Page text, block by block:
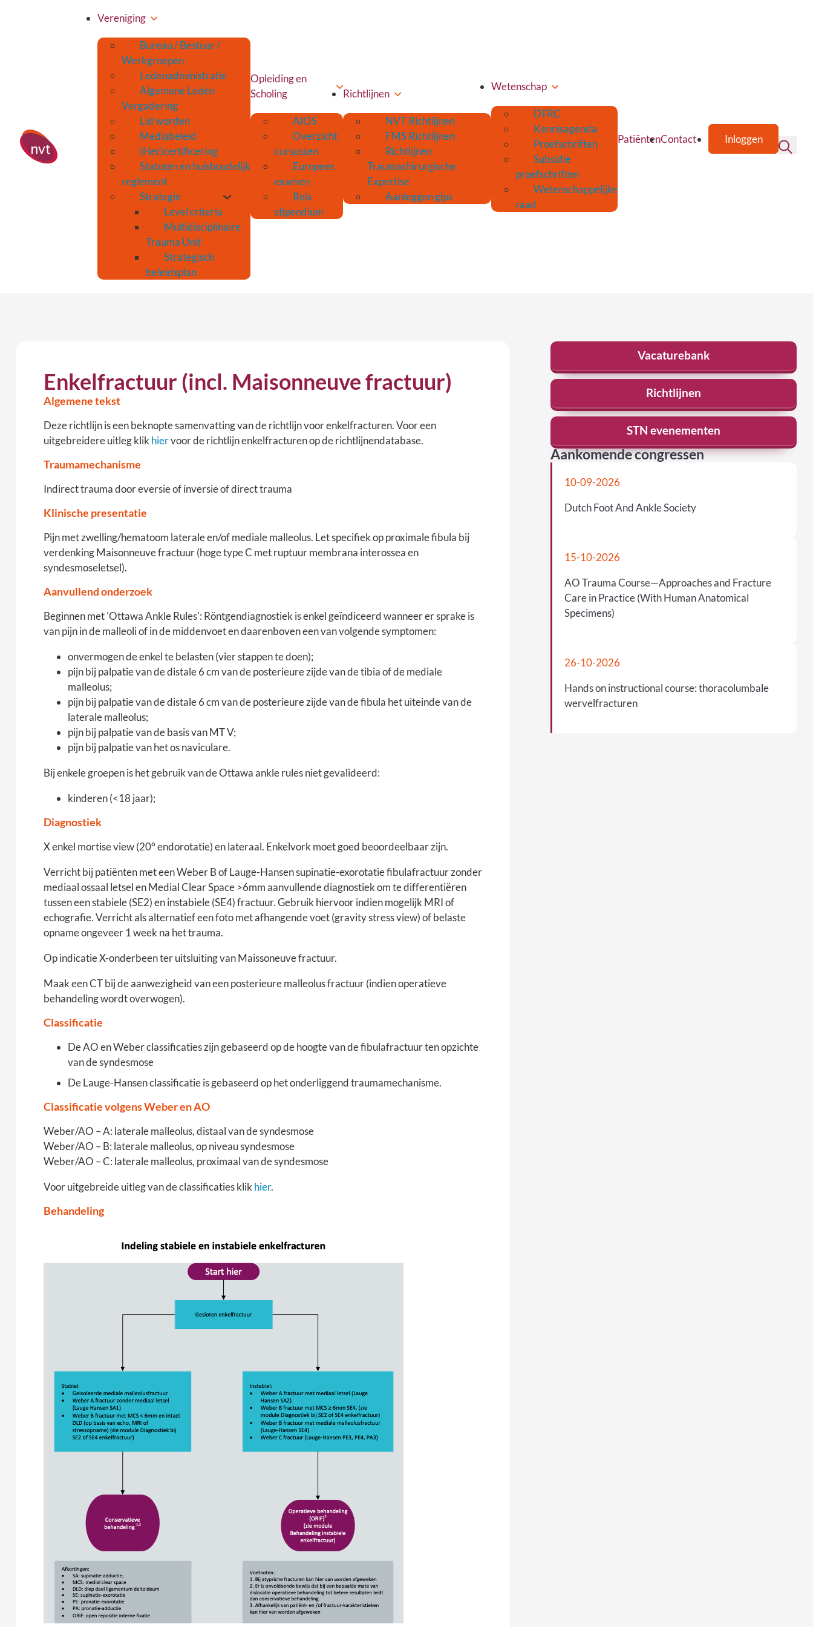
Vereniging
Bureau / Bestuur /
Werkgroepen
Ledenadministratie
Algemene Leden
Vergadering
Lid worden
Mediabeleid
(Her)certificering
Statuten en huishoudelijk
reglement
Strategie
Level criteria
Multidisciplinaire
Trauma Unit
Strategisch
beleidsplan
Opleiding en
Scholing
AIOS
Overzicht
cursussen
Europees
examen
Reis
stipendium
Richtlijnen
NVT Richtlijnen
FMS Richtlijnen
Richtlijnen
Traumachirurgische
Expertise
Aanleggen gips
Wetenschap
DTRC
Kennisagenda
Proefschriften
Subsidie
proefschriften
Wetenschappelijke
raad
PatiëntenContact Inloggen
Enkelfractuur (incl. Maisonneuve fractuur)
Algemene tekst
Deze richtlijn is een beknopte samenvatting van de richtlijn voor enkelfracturen. Voor een
uitgebreidere uitleg klik hiervoor de richtlijn enkelfracturen op de richtlijnendatabase.
Traumamechanisme
Indirect trauma door eversie of inversie of direct trauma
Klinische presentatie
Pijn met zwelling/hematoom laterale en/of mediale malleolus. Let specifiek op proximale fibula bij
verdenking Maisonneuve fractuur (hoge type C met ruptuur membrana interossea en
syndesmoseletsel).
Aanvullend onderzoek
Beginnen met 'Ottawa Ankle Rules': Röntgendiagnostiek is enkel geïndiceerd wanneer er sprake is
van pijn in de malleoli of in de middenvoet en daarenboven een van volgende symptomen:
onvermogen de enkel te belasten (vier stappen te doen);
pijn bij palpatie van de distale 6 cm van de posterieure zijde van de tibia of de mediale
malleolus;
pijn bij palpatie van de distale 6 cm van de posterieure zijde van de fibula het uiteinde van de
laterale malleolus;
pijn bij palpatie van de basis van MT V;
pijn bij palpatie van het os naviculare.
Bij enkele groepen is het gebruik van de Ottawa ankle rules niet gevalideerd:
kinderen (<18 jaar);
Diagnostiek
X enkel mortise view (20° endorotatie) en lateraal. Enkelvork moet goed beoordeelbaar zijn.
Verricht bij patiënten met een Weber B of Lauge-Hansen supinatie-exorotatie fibulafractuur zonder
mediaal ossaal letsel en Medial Clear Space >6mm aanvullende diagnostiek om te differentiëren
tussen een stabiele (SE2) en instabiele (SE4) fractuur. Gebruik hiervoor indien mogelijk MRI of
echografie. Verricht als alternatief een foto met afhangende voet (gravity stress view) of belaste
opname ongeveer 1 week na het trauma.
Op indicatie X-onderbeen ter uitsluiting van Maissoneuve fractuur.
Maak een CT bij de aanwezigheid van een posterieure malleolus fractuur (indien operatieve
behandeling wordt overwogen).
Classificatie
De AO en Weber classificaties zijn gebaseerd op de hoogte van de fibulafractuur ten opzichte
van de syndesmose
De Lauge-Hansen classificatie is gebaseerd op het onderliggend traumamechanisme.
Classificatie volgens Weber en AO
Weber/AO – A: laterale malleolus, distaal van de syndesmose
Weber/AO – B: laterale malleolus, op niveau syndesmose
Weber/AO – C: laterale malleolus, proximaal van de syndesmose
Voor uitgebreide uitleg van de classificaties klik hier.
Behandeling
Vacaturebank
Richtlijnen
STN evenementen
Aankomende congressen
10-09-2026
Dutch Foot And Ankle Society
15-10-2026
AO Trauma Course—Approaches and Fracture
Care in Practice (With Human Anatomical
Specimens)
26-10-2026
Hands on instructional course: thoracolumbale
wervelfracturen